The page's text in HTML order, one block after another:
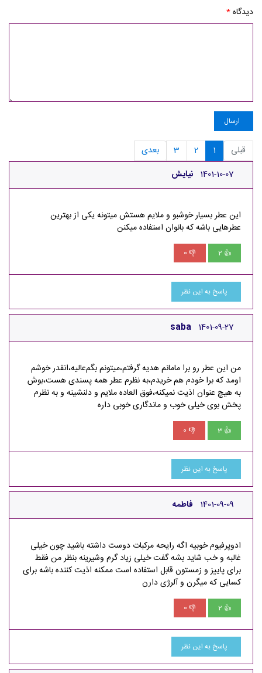
دیدگاه*
ارسال
قبلی 1
2
3
بعدی
نیایش 1401-10-07
این عطر بسیار خوشبو و ملایم هستش میتونه یکی از بهترین
عطرهایی باشه که بانوان استفاده میکنن
👍
2
👎
0
پاسخ به این نظر
saba 1401-09-27
من این عطر رو برا مامانم هدیه گرفتم،میتونم بگم‌عالیه،انقدر خوشم
اومد که برا خودم هم خریدم،به نظرم عطر همه پسندی هست،بوش
به هیچ عنوان اذیت نمیکنه،فوق العاده ملایم و دلنشینه و به نظرم
پخش بوی خیلی خوب و ماندگاری خوبی داره
👍
3
👎
0
پاسخ به این نظر
فاطمه 1401-09-09
ادوپرفیوم خوبیه اگه رایحه مرکبات دوست داشته باشید چون خیلی
غالبه و خب شاید بشه گفت خیلی زیاد گرم وشیرینه بنظر من فقط
برای پاییز و زمستون قابل استفاده است ممکنه اذیت کننده باشه برای
کسایی که میگرن و آلرژی دارن
👍
2
👎
0
پاسخ به این نظر